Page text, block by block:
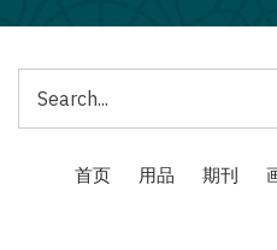
navigation
首页 用品 期刊